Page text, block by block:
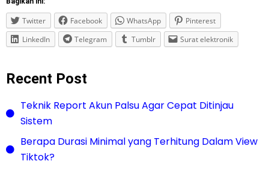
Twitter Facebook WhatsApp
Pinterest
LinkedIn
Telegram Tumblr Surat elektronik
Recent Post
Teknik Report Akun Palsu Agar Cepat Ditinjau
Sistem
Berapa Durasi Minimal yang Terhitung Dalam View
Tiktok?